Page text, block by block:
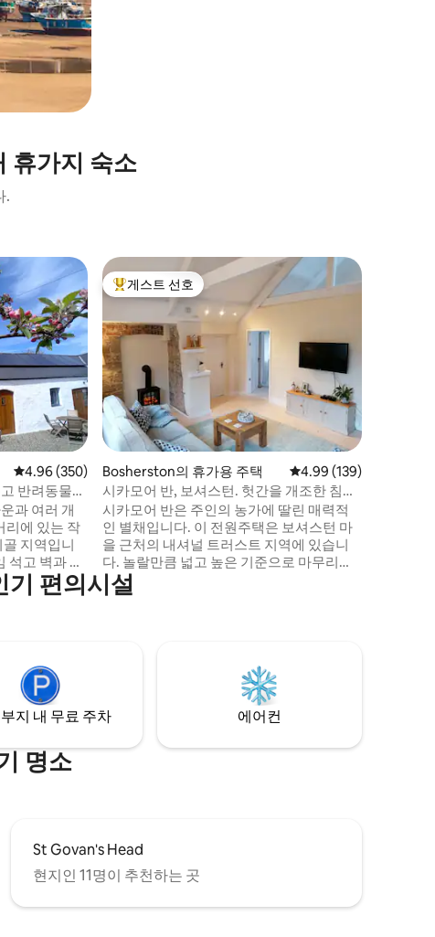
휴가지 숙소
.
평점 4.96점(5점 만점), 후기 350개
4.96 (350)
반려동물
과 여러 개
리에 있는 작
지역입니
주는 개조
은 문이 있어
않습니다.
습니다. 문
요.
상위 게스트 선호
게스트 선호
Bosherston의 휴가용 주택 평점 4.99점(5점 만점),
4.99 (139)
시카모어 반, 보셔스턴. 헛간을 개조한 침실
2개 숙소
시카모어 반은 주인의 농가에 딸린 매력적
인 별채입니다. 이 전원주택은 보셔스턴 마
을 근처의 내셔널 트러스트 지역에 있습니
다. 놀랄만큼 넓고 높은 기준으로 마무리되
었습니다. 멋진 휴양지를 만들기 위해 편안
하게 가구가 배치되어 있습니다. 긴 주방/식
잔디밭과 포장된 파티오가 있는 둘러싸인
정원으로 이어집니다. 한적하지만 이 아름
다운 지역을 둘러보기에 완벽합니다.
기 편의시설
지 내 무료 주차 에어컨
명소
St Govan's Head
현지인 11명이 추천하는 곳